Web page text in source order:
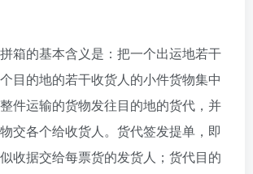
箱的基本含义是：把一个出运地若干
目的地的若干收货人的小件货物集中
件运输的货物发往目的地的货代，并
交各个给收货人。货代签发提单，即
收据交给每票货的发货人；货代目的